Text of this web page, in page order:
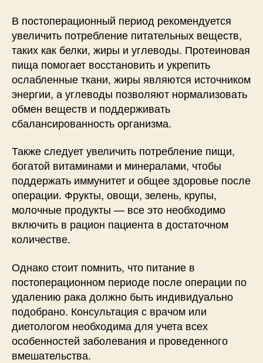
В постоперационный период рекомендуется
увеличить потребление питательных веществ,
таких как белки, жиры и углеводы. Протеиновая
пища помогает восстановить и укрепить
ослабленные ткани, жиры являются источником
энергии, а углеводы позволяют нормализовать
обмен веществ и поддерживать
сбалансированность организма.
Также следует увеличить потребление пищи,
богатой витаминами и минералами, чтобы
поддержать иммунитет и общее здоровье после
операции. Фрукты, овощи, зелень, крупы,
молочные продукты — все это необходимо
включить в рацион пациента в достаточном
количестве.
Однако стоит помнить, что питание в
постоперационном периоде после операции по
удалению рака должно быть индивидуально
подобрано. Консультация с врачом или
диетологом необходима для учета всех
особенностей заболевания и проведенного
вмешательства.